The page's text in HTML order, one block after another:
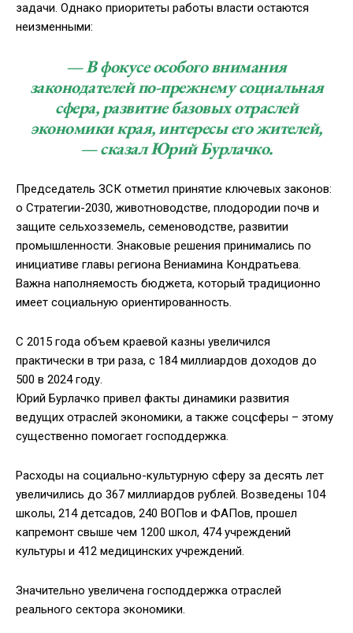
задачи. Однако приоритеты работы власти остаются
неизменными:
— В фокусе особого внимания
законодателей по-прежнему социальная
сфера, развитие базовых отраслей
экономики края, интересы его жителей,
— сказал Юрий Бурлачко.
Председатель ЗСК отметил принятие ключевых законов:
о Стратегии-2030, животноводстве, плодородии почв и
защите сельхозземель, семеноводстве, развитии
промышленности. Знаковые решения принимались по
инициативе главы региона Вениамина Кондратьева.
Важна наполняемость бюджета, который традиционно
имеет социальную ориентированность.
С 2015 года объем краевой казны увеличился
практически в три раза, с 184 миллиардов доходов до
500 в 2024 году.
Юрий Бурлачко привел факты динамики развития
ведущих отраслей экономики, а также соцсферы – этому
существенно помогает господдержка.
Расходы на социально-культурную сферу за десять лет
увеличились до 367 миллиардов рублей. Возведены 104
школы, 214 детсадов, 240 ВОПов и ФАПов, прошел
капремонт свыше чем 1200 школ, 474 учреждений
культуры и 412 медицинских учреждений.
Значительно увеличена господдержка отраслей
реального сектора экономики.